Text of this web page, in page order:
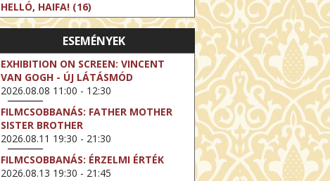
HELLÓ, HAIFA! (16)
ESEMÉNYEK
EXHIBITION ON SCREEN: VINCENT
VAN GOGH - ÚJ LÁTÁSMÓD
2026.08.08 11:00 - 12:30
FILMCSOBBANÁS: FATHER MOTHER
SISTER BROTHER
2026.08.11 19:30 - 21:30
FILMCSOBBANÁS: ÉRZELMI ÉRTÉK
2026.08.13 19:30 - 21:45